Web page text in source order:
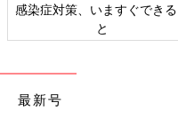
出典：Instagramアカウント「
感染症対策、いますぐできる
と
最新号